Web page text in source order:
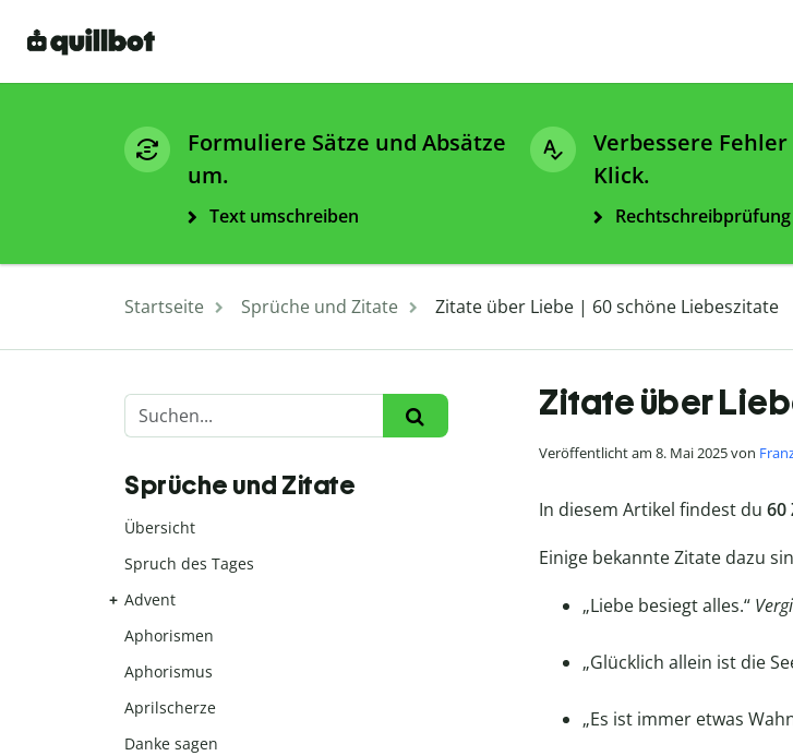
Formuliere Sätze und Absätze
um.
Text umschreiben
Verbessere
Klick.
Rechtschreibprüfung
Startseite Sprüche und Zitate Zitate über Liebe | 60 schöne Liebeszitate
Zitate über
Veröffentlicht am 8. Mai 2025 von
In diesem Artikel findest du 60
Einige bekannte Zitate dazu
„Liebe besiegt alles.“
„Glücklich allein ist die
„Es ist immer etwas
Sprüche und Zitate
Übersicht
Spruch des Tages
Advent
Aphorismen
Aphorismus
Aprilscherze
Danke sagen